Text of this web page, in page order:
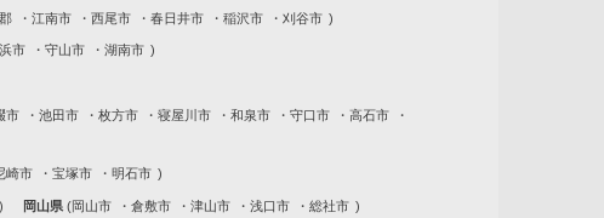
江南市 西尾市 春日井市 稲沢市 刈谷市
市 守山市 湖南市
市 池田市 枚方市 寝屋川市 和泉市 守口市
高石市
崎市 宝塚市 明石市
岡山県 岡山市 倉敷市 津山市 浅口市 総社市